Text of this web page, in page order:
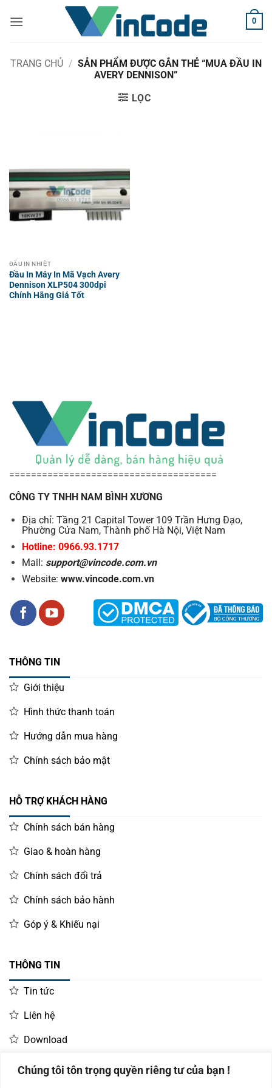
Chúng tôi tôn trọng quyền riêng tư của bạn !
qua
0
TRANG CHỦ / SẢN PHẨM ĐƯỢC GẮN THẺ “MUA ĐẦU IN
AVERY DENNISON”
LỌC
ĐẦU IN NHIỆT
Đầu In Máy In Mã Vạch Avery
Dennison XLP504 300dpi
Chính Hãng Giá Tốt
======================================
CÔNG TY TNHH NAM BÌNH XƯƠNG
Địa chỉ: Tầng 21 Capital Tower 109 Trần Hưng Đạo,
Phường Cửa Nam, Thành phố Hà Nội, Việt Nam
Hotline: 0966.93.1717
Mail: support@vincode.com.vn
Website: www.vincode.com.vn
THÔNG TIN
Giới thiệu
Hình thức thanh toán
Hướng dẫn mua hàng
Chính sách bảo mật
HỖ TRỢ KHÁCH HÀNG
Chính sách bán hàng
Giao & hoàn hàng
Chính sách đổi trả
Chính sách bảo hành
Góp ý & Khiếu nại
THÔNG TIN
Tin tức
Liên hệ
Download
LIÊN HỆ MUA HÀNG